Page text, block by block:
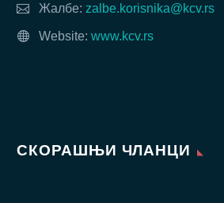
Жалбе: zalbe.korisnika@kcv.rs
Website: www.kcv.rs
СКОРАШЊИ ЧЛАНЦИ